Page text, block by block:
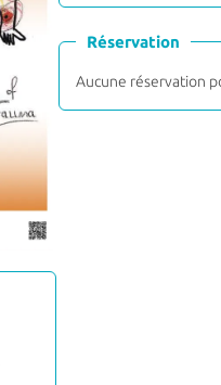
Réservation
Aucune réservation